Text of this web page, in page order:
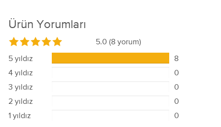
Ürün Yorumları
5.0 (8 yorum)
5 yıldız
8
4 yıldız
0
3 yıldız
0
2 yıldız
0
1 yıldız
0